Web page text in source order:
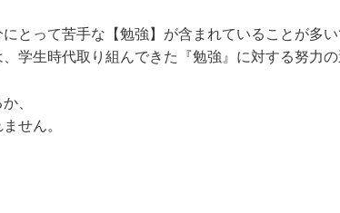
とって苦手な【勉強】が含まれていることが多い
学生時代取り組んできた『勉強』に対する努力の
、
せん。